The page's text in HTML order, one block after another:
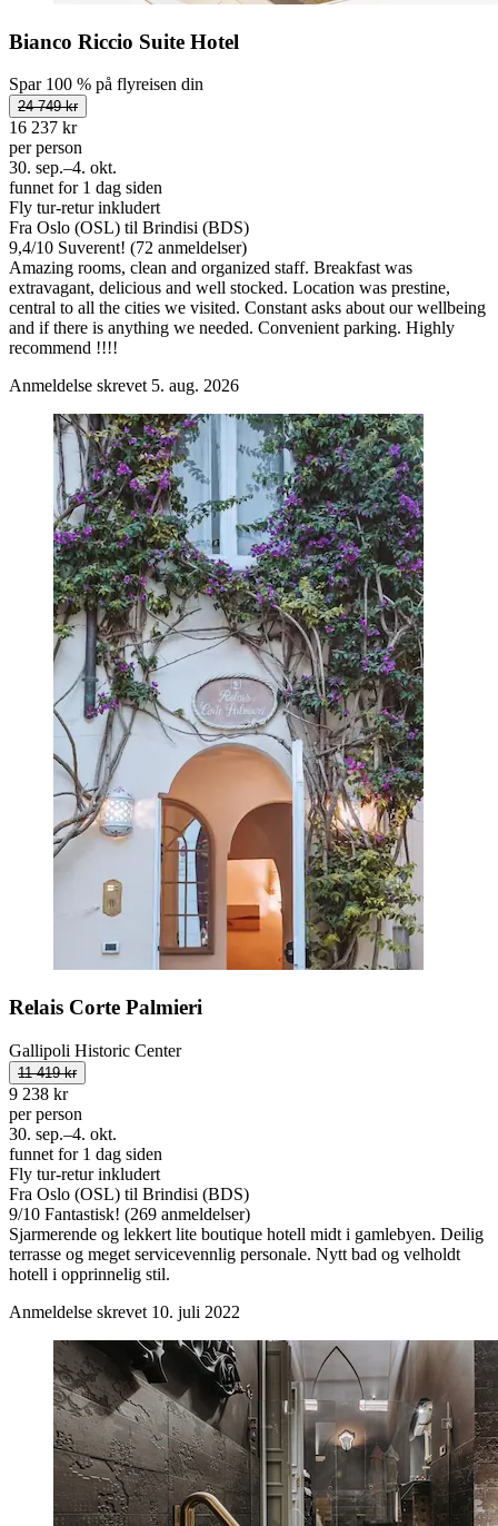
Bianco Riccio Suite Hotel
Spar 100 % på flyreisen din
24 749 kr
16 237 kr
per person
30. sep.–4. okt.
funnet for 1 dag siden
Fly tur-retur inkludert
Fra Oslo (OSL) til Brindisi (BDS)
9,4/10 Suverent! (72 anmeldelser)
Amazing rooms, clean and organized staff. Breakfast was
extravagant, delicious and well stocked. Location was prestine,
central to all the cities we visited. Constant asks about our wellbeing
and if there is anything we needed. Convenient parking. Highly
recommend !!!!
Anmeldelse skrevet 5. aug. 2026
Relais Corte Palmieri
Gallipoli Historic Center
11 419 kr
9 238 kr
per person
30. sep.–4. okt.
funnet for 1 dag siden
Fly tur-retur inkludert
Fra Oslo (OSL) til Brindisi (BDS)
9/10 Fantastisk! (269 anmeldelser)
Sjarmerende og lekkert lite boutique hotell midt i gamlebyen. Deilig
terrasse og meget servicevennlig personale. Nytt bad og velholdt
hotell i opprinnelig stil.
Anmeldelse skrevet 10. juli 2022